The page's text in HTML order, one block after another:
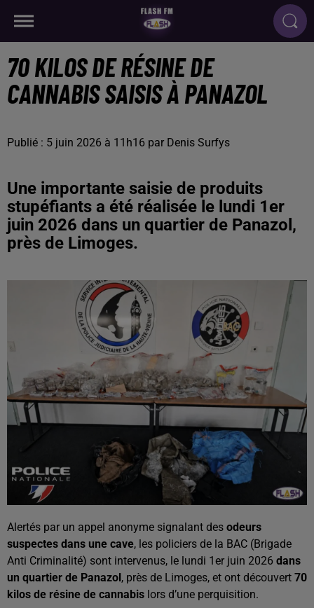
70 KILOS DE RÉSINE DE
CANNABIS SAISIS À PANAZOL
Publié : 5 juin 2026 à 11h16 par Denis Surfys
Une importante saisie de produits
stupéfiants a été réalisée le lundi 1er
juin 2026 dans un quartier de Panazol,
près de Limoges.
Alertés par un appel anonyme signalant des odeurs
suspectes dans une cave, les policiers de la BAC (Brigade
Anti Criminalité) sont intervenus, le lundi 1er juin 2026 dans
un quartier de Panazol, près de Limoges, et ont découvert 70
kilos de résine de cannabis lors d’une perquisition.